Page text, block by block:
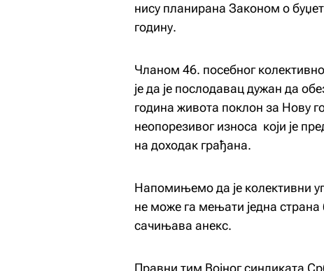
нису планирана Законом о
годину.
Чланом 46. посебног
је да је послодавац дужан да
година живота поклон за Нову
неопорезивог износа који је
на доходак грађана.
Напомињемо да је колективни
не може га мењати једна страна
сачињава анекс.
Правни тим Војног синдиката